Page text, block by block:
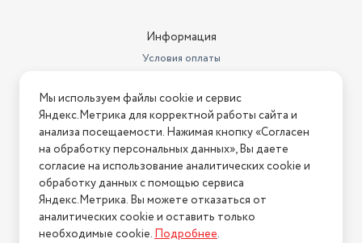
Информация
Условия оплаты
Условия возврата
Нашли ошибку на сайте? Напишите нам
2026 © Интернет-магазин "АстМаркет". У нас есть всё!
Политика конфиденциальности
Мы используем файлы cookie и сервис
Яндекс.Метрика для корректной работы сайта и
анализа посещаемости. Нажимая кнопку «Согласен
на обработку персональных данных», Вы даете
согласие на использование аналитических cookie и
обработку данных с помощью сервиса
Яндекс.Метрика. Вы можете отказаться от
аналитических cookie и оставить только
необходимые cookie.Подробнее.